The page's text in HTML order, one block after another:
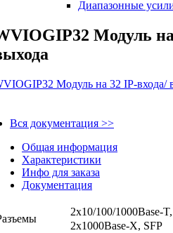
Диапазонные
Модуль
Вся документация >>
Общая информация
Характеристики
Инфо для заказа
Документация
2x10/100/1000Base-
2x1000Base-X, SFP